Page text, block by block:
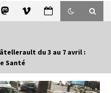
du 3 au 7 avril :
Santé